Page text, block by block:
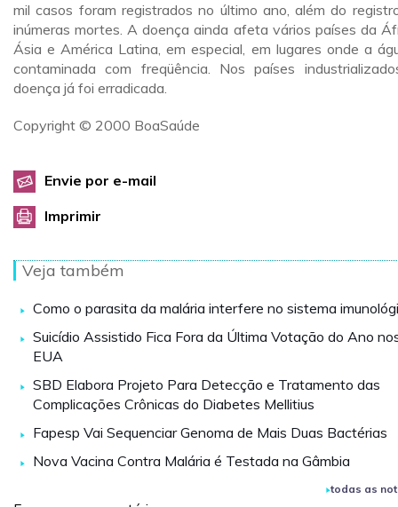
mil casos foram registrados no último ano, além do
inúmeras mortes. A doença ainda afeta vários países da
Ásia e América Latina, em especial, em lugares onde a
contaminada com freqüência. Nos países
doença já foi erradicada.
Copyright © 2000 BoaSaúde
Envie por e-mail
Imprimir
Veja também
Como o parasita da malária interfere no sistema
Suicídio Assistido Fica Fora da Última Votação do Ano
EUA
SBD Elabora Projeto Para Detecção e Tratamento das
Complicações Crônicas do Diabetes Mellitius
Fapesp Vai Sequenciar Genoma de Mais Duas Bactérias
Nova Vacina Contra Malária é Testada na Gâmbia
todas as